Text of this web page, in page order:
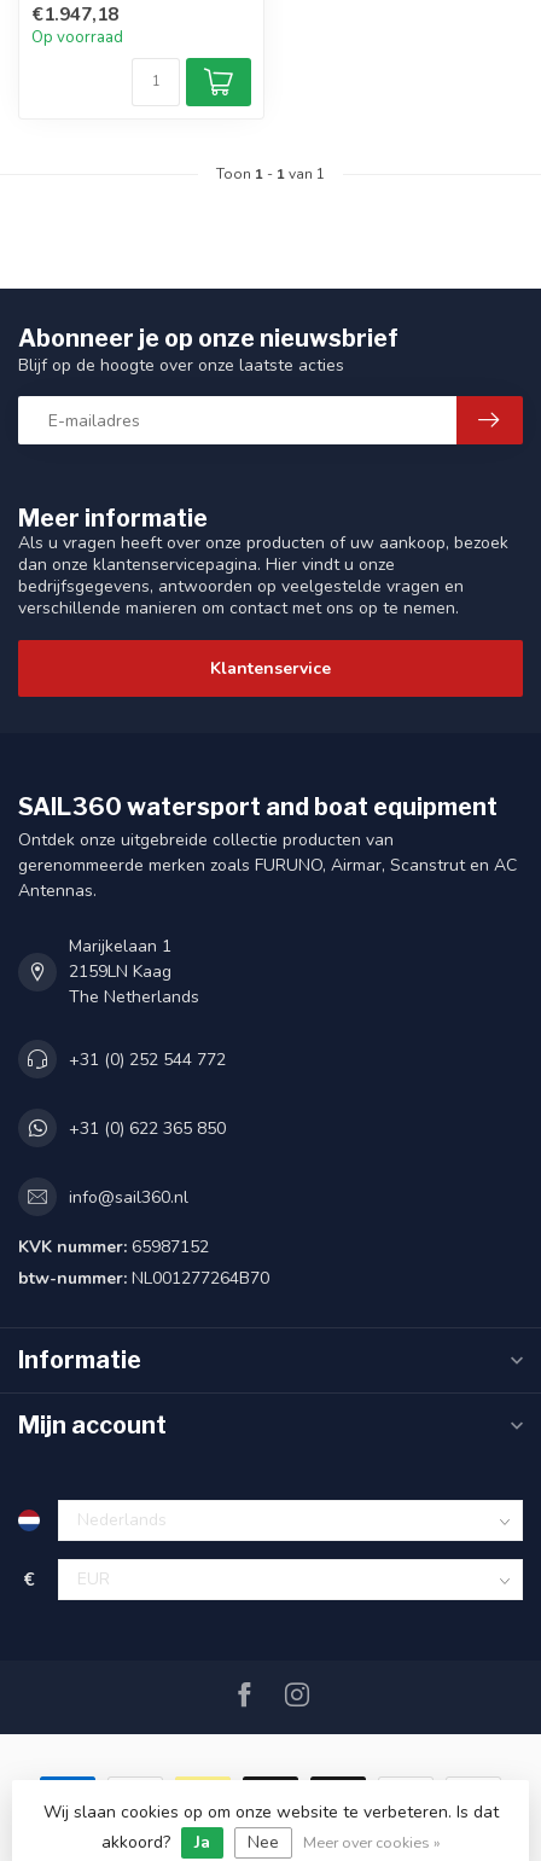
kHz. Levert st...
€1.947,18
Op voorraad
Toon 1 - 1van 1
Meer informatie
Als u vragen heeft over onze producten of uw aankoop, bezoek
dan onze klantenservicepagina. Hier vindt u onze
bedrijfsgegevens, antwoorden op veelgestelde vragen en
verschillende manieren om contact met ons op te nemen.
Klantenservice
Abonneer je op onze nieuwsbrief
Blijf op de hoogte over onze laatste acties
SAIL360 watersport and boat equipment
Ontdek onze uitgebreide collectie producten van
gerenommeerde merken zoals FURUNO, Airmar, Scanstrut en AC
Antennas.
Marijkelaan 1
2159LN Kaag
The Netherlands
+31 (0) 252 544 772
+31 (0) 622 365 850
info@sail360.nl
KVK nummer: 65987152
btw-nummer: NL001277264B70
Informatie
Mijn account
€
© Copyright 2026 SAIL360 watersport and boat equipment
Wij slaan cookies op om onze website te verbeteren. Is dat
akkoord?
Ja Nee Meer over cookies »